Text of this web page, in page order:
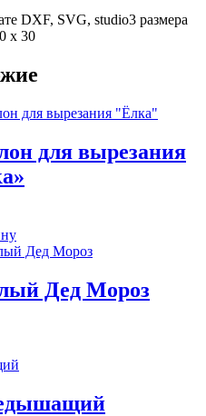
DXF, SVG, studio3 размера
х 30
для вырезания
Дед Мороз